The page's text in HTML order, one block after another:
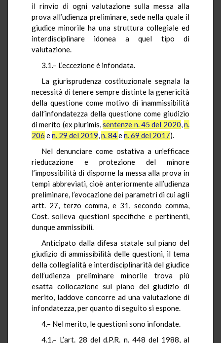
il rinvio di ogni valutazione sulla messa alla
prova all’udienza preliminare, sede nella quale il
giudice minorile ha una struttura collegiale ed
interdisciplinare idonea a quel tipo di
valutazione.
3.1.– L’eccezione è infondata.
La giurisprudenza costituzionale segnala la
necessità di tenere sempre distinte la genericità
della questione come motivo di inammissibilità
dall’infondatezza della questione come giudizio
di merito (ex plurimis,sentenze n. 45 del 2020,n.
206 en. 29 del 2019,n. 84en. 69 del 2017).
Nel denunciare come ostativa a un’efficace
rieducazione e protezione del minore
l’impossibilità di disporne la messa alla prova in
tempi abbreviati, cioè anteriormente all’udienza
preliminare, l’evocazione dei parametri di cui agli
artt. 27, terzo comma, e 31, secondo comma,
Cost. solleva questioni specifiche e pertinenti,
dunque ammissibili.
Anticipato dalla difesa statale sul piano del
giudizio di ammissibilità delle questioni, il tema
della collegialità e interdisciplinarità del giudice
dell’udienza preliminare minorile trova più
esatta collocazione sul piano del giudizio di
merito, laddove concorre ad una valutazione di
infondatezza, per quanto di seguito si espone.
4.– Nel merito, le questioni sono infondate.
4.1.– L’art. 28 del d.P.R. n. 448 del 1988, al